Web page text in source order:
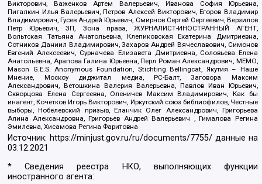
Викторович, Важенков Артем Валерьевич, Иванова София Юрьевна,
Пигалкин Илья Валерьевич, Петров Алексей Викторович, Егоров Владимир
Владимирович, Гусев Андрей Юрьевич, Смирнов Сергей Сергеевич, Верзилов
Петр Юрьевич, ЗП, Зона права, ЖУРНАЛИСТ-ИНОСТРАННЫЙ АГЕНТ,
Вольтская Татьяна Анатольевна, Клепиковская Екатерина Дмитриевна,
Сотников Даниил Владимирович, Захаров Андрей Вячеславович, Симонов
Евгений Алексеевич, Сурначева Елизавета Дмитриевна, Соловьева Елена
Анатольевна, Арапова Галина Юрьевна, Перл Роман Александрович, МЕМО,
Mason G.E.S. Anonymous Foundation, Stichting Bellingcat, Якутия – Наше
Мнение, Москоу диджитал медиа, РС-Балт, Заговора Максим
Александрович, Ветошкина Валерия Валерьевна, Павлов Иван Юрьевич,
Скворцова Елена Сергеевна, Оленичев Максим Владимирович, Как бы
инагент, Кочетков Игорь Викторович, Иркутский союз библиофилов, Честные
выборы, Нобелевский призыв, Еланчик Олег Александрович, Григорьева
Алина Александровна, Григорьев Андрей Валерьевич , Гималова Регина
Эмилевна, Хисамова Регина Фаритовна
Источник: https://minjust.gov.ru/ru/documents/7755/ данные на
03.12.2021
* Сведения реестра НКО, выполняющих функции
иностранного агента: